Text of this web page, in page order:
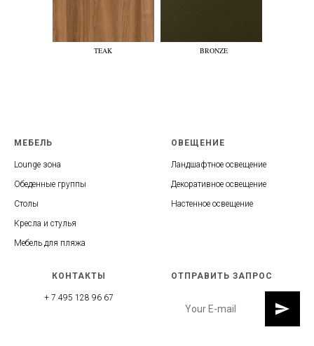
BRONZE
TEAK
МЕБЕЛЬ
Lounge зона
Обеденные группы
Столы
Кресла и стулья
Мебель для пляжа
ОВЕЩЕНИЕ
Ландшафтное освещение
Декоративное освещение
Настенное освещение
КОНТАКТЫ
+ 7 495 128 96 67
ОТПРАВИТЬ ЗАПРОС